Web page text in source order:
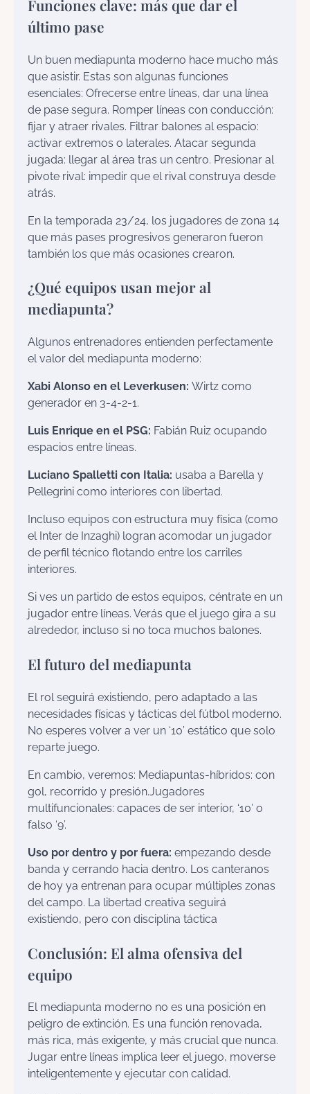
Funciones clave: más que dar el
último pase
Un buen mediapunta moderno hace mucho más
que asistir. Estas son algunas funciones
esenciales: Ofrecerse entre líneas, dar una línea
de pase segura. Romper líneas con conducción:
fijar y atraer rivales. Filtrar balones al espacio:
activar extremos o laterales. Atacar segunda
jugada: llegar al área tras un centro. Presionar al
pivote rival: impedir que el rival construya desde
atrás.
En la temporada 23/24, los jugadores de zona 14
que más pases progresivos generaron fueron
también los que más ocasiones crearon.
¿Qué equipos usan mejor al
mediapunta?
Algunos entrenadores entienden perfectamente
el valor del mediapunta moderno:
Xabi Alonso en el Leverkusen: Wirtz como
generador en 3-4-2-1.
Luis Enrique en el PSG: Fabián Ruiz ocupando
espacios entre líneas.
Luciano Spalletti con Italia: usaba a Barella y
Pellegrini como interiores con libertad.
Incluso equipos con estructura muy física (como
el Inter de Inzaghi) logran acomodar un jugador
de perfil técnico flotando entre los carriles
interiores.
Si ves un partido de estos equipos, céntrate en un
jugador entre líneas. Verás que el juego gira a su
alrededor, incluso si no toca muchos balones.
El futuro del mediapunta
El rol seguirá existiendo, pero adaptado a las
necesidades físicas y tácticas del fútbol moderno.
No esperes volver a ver un ‘10’ estático que solo
reparte juego.
En cambio, veremos: Mediapuntas-híbridos: con
gol, recorrido y presión.Jugadores
multifuncionales: capaces de ser interior, ‘10’ o
falso ‘9’.
Uso por dentro y por fuera: empezando desde
banda y cerrando hacia dentro. Los canteranos
de hoy ya entrenan para ocupar múltiples zonas
del campo. La libertad creativa seguirá
existiendo, pero con disciplina táctica
Conclusión: El alma ofensiva del
equipo
El mediapunta moderno no es una posición en
peligro de extinción. Es una función renovada,
más rica, más exigente, y más crucial que nunca.
Jugar entre líneas implica leer el juego, moverse
inteligentemente y ejecutar con calidad.